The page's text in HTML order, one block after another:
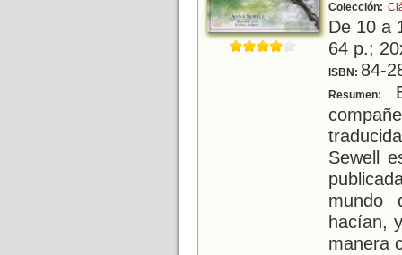
Colección:
De 10 a
64 p.;
ISBN: 84-
Resumen:
Sewell
mundo
hacían,
manera